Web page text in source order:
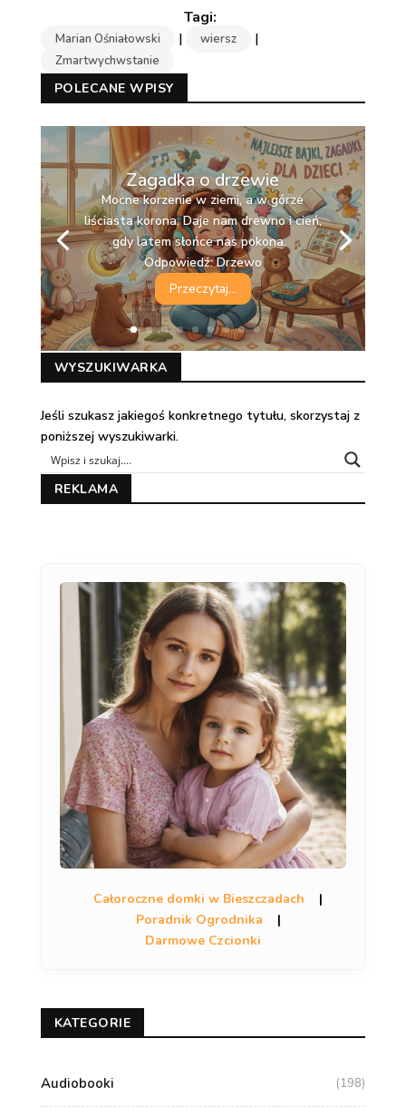
Marian Ośniałowski | wiersz |
Zmartwychwstanie
POLECANE WPISY
Zagadka o drzewie
Mocne korzenie w ziemi, a w górze
liściasta korona. Daje nam drewno i cień,
gdy latem słońce nas pokona.
Odpowiedź: Drzewo
Przeczytaj...
WYSZUKIWARKA
Jeśli szukasz jakiegoś konkretnego tytułu, skorzystaj z
poniższej wyszukiwarki.
REKLAMA
Całoroczne domki w Bieszczadach
|
Poradnik Ogrodnika
|
Darmowe Czcionki
KATEGORIE
Audiobooki (198)